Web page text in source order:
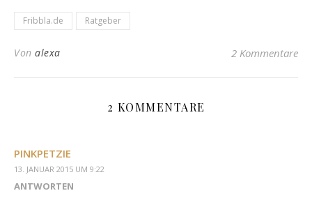
Fribbla.de Ratgeber
Von alexa 2 Kommentare
2 KOMMENTARE
PINKPETZIE
13. JANUAR 2015 UM 9:22
ANTWORTEN